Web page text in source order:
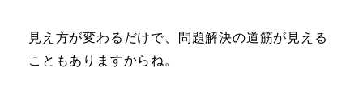
見え方が変わるだけで、問題解決の道筋が見える
こともありますからね。